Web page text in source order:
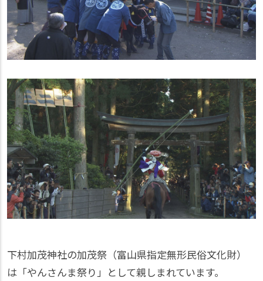
下村加茂神社の加茂祭（富山県指定無形民俗文化財）
は「やんさんま祭り」として親しまれています。